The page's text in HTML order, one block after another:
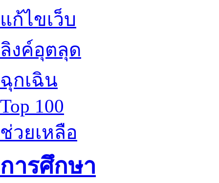
แก้ไขเว็บ
ลิงค์อุตลุด
ฉุกเฉิน
Top 100
ช่วยเหลือ
การศึกษา